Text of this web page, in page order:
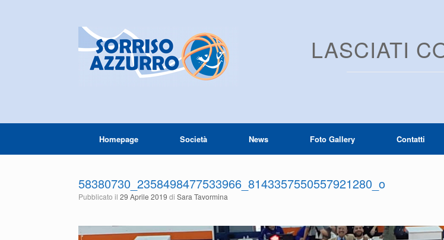
LASCIATI
Homepage Società News Foto Gallery Contatti
58380730_2358498477533966_8143357550557921280_o
Pubblicato il 29 Aprile 2019 di Sara Tavormina